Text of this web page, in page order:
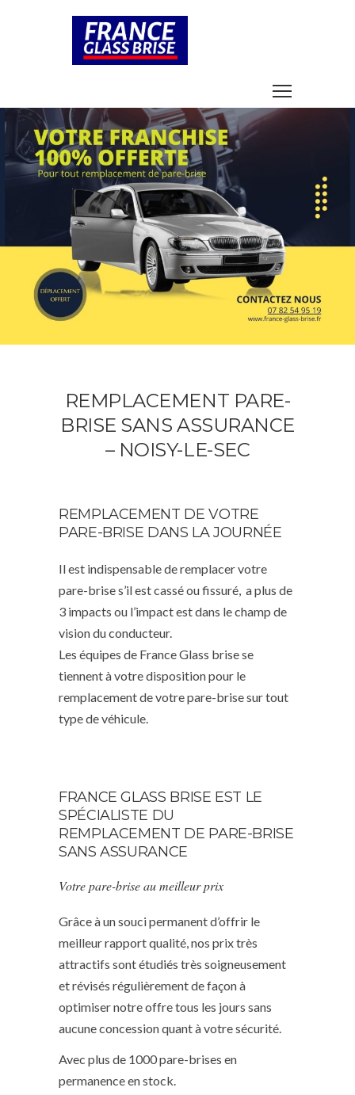
REMPLACEMENT PARE-
BRISE SANS ASSURANCE
– NOISY-LE-SEC
REMPLACEMENT DE VOTRE
PARE-BRISE DANS LA JOURNÉE
Il est indispensable de remplacer votre
pare-brise s’il est cassé ou fissuré, a plus de
3 impacts ou l’impact est dans le champ de
vision du conducteur.
Les équipes de France Glass brise se
tiennent à votre disposition pour le
remplacement de votre pare-brise sur tout
type de véhicule.
FRANCE GLASS BRISE EST LE
SPÉCIALISTE DU
REMPLACEMENT DE PARE-BRISE
SANS ASSURANCE
Votre pare-brise au meilleur prix
Grâce à un souci permanent d’offrir le
meilleur rapport qualité, nos prix très
attractifs sont étudiés très soigneusement
et révisés régulièrement de façon à
optimiser notre offre tous les jours sans
aucune concession quant à votre sécurité.
Avec plus de 1000 pare-brises en
permanence en stock.